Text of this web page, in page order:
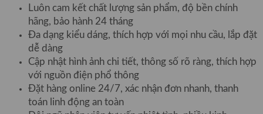
Luôn cam kết chất lượng sản phẩm, độ bền chính
hãng, bảo hành 24 tháng
Đa dạng kiểu dáng, thích hợp với mọi nhu cầu, lắp đặt
dễ dàng
Cập nhật hình ảnh chi tiết, thông số rõ ràng, thích hợp
với nguồn điện phổ thông
Đặt hàng online 24/7, xác nhận đơn nhanh, thanh
toán linh động an toàn